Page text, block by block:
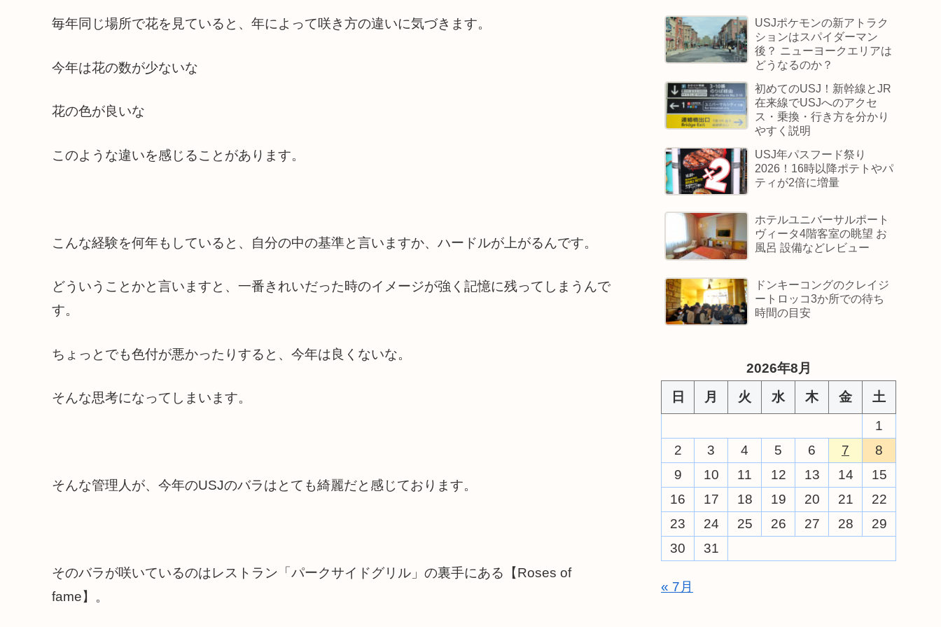
毎年同じ場所で花を見ていると、年によって咲き方の違いに気づきます。
今年は花の数が少ないな
花の色が良いな
このような違いを感じることがあります。
こんな経験を何年もしていると、自分の中の基準と言いますか、ハードルが上がるんです。
どういうことかと言いますと、一番きれいだった時のイメージが強く記憶に残ってしまうんで
す。
ちょっとでも色付が悪かったりすると、今年は良くないな。
そんな思考になってしまいます。
そんな管理人が、今年のUSJのバラはとても綺麗だと感じております。
そのバラが咲いているのはレストラン「パークサイドグリル」の裏手にある【Roses of
fame】。
USJポケモンの新アトラク
ションはスパイダーマン
後？ ニューヨークエリアは
どうなるのか？
初めてのUSJ！新幹線とJR
在来線でUSJへのアクセ
ス・乗換・行き方を分かり
やすく説明
USJ年パスフード祭り
2026！16時以降ポテトやパ
ティが2倍に増量
ホテルユニバーサルポート
ヴィータ4階客室の眺望 お
風呂 設備などレビュー
ドンキーコングのクレイジ
ートロッコ3か所での待ち
時間の目安
2026年8月
日
月 火 水 木 金
土
1
2
3 4 5 6 7
8
9
10 11 12 13 14
15
16
17 18 19 20 21
22
23
24 25 26 27 28
29
30
31
« 7月